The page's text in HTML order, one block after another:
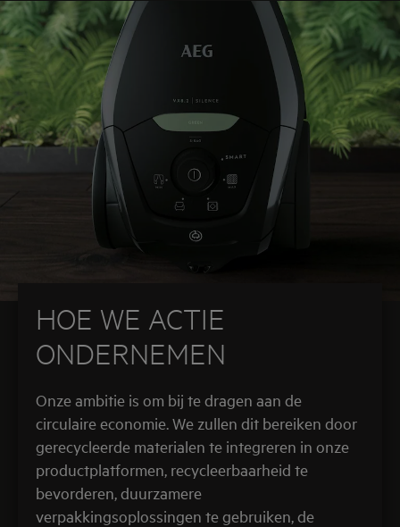
HOE WE ACTIE
ONDERNEMEN
Onze ambitie is om bij te dragen aan de
circulaire economie. We zullen dit bereiken door
gerecycleerde materialen te integreren in onze
productplatformen, recycleerbaarheid te
bevorderen, duurzamere
verpakkingsoplossingen te gebruiken, de